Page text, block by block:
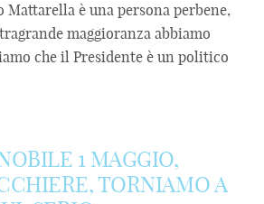
Mattarella è una persona perbene,
maggioranza abbiamo
che il Presidente è un politico
1 MAGGIO,
TORNIAMO A